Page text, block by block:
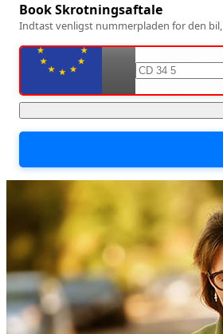
Book Skrotningsaftale
Indtast venligst nummerpladen for den